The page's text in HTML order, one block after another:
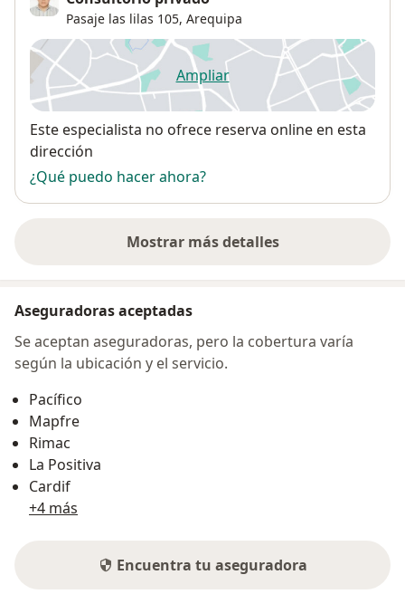
Pasaje las lilas 105, Arequipa
Ampliarse abre en una nueva
Disponibilidad
Este especialista no ofrece reserva online en esta
dirección
¿Qué puedo hacer ahora?
Mostrar más detalles
sobre la dirección
Aseguradoras aceptadas
Se aceptan aseguradoras, pero la cobertura varía
según la ubicación y el servicio.
Pacífico
Mapfre
Rimac
La Positiva
Cardif
+4 más
Encuentra tu aseguradora